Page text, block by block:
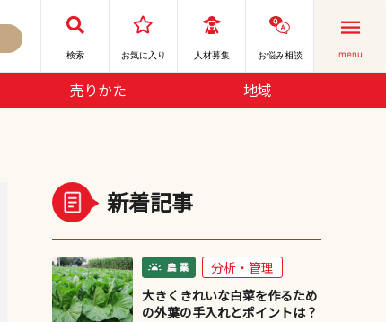
検索 お気に⼊り 人材募集 お悩み相談 menu
売りかた 地域
新着記事
分析・管理
大きくきれいな白菜を作るため
の外葉の手入れとポイントは？